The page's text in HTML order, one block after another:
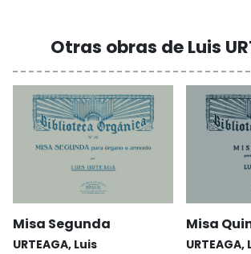
Otras obras de Luis
Misa Segunda
URTEAGA, Luis
Misa
URTEAGA,